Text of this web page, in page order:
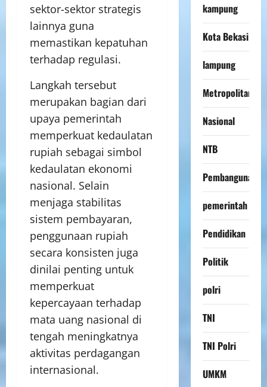
sektor-sektor strategis
lainnya guna
memastikan kepatuhan
terhadap regulasi.
Langkah tersebut
merupakan bagian dari
upaya pemerintah
memperkuat kedaulatan
rupiah sebagai simbol
kedaulatan ekonomi
nasional. Selain
menjaga stabilitas
sistem pembayaran,
penggunaan rupiah
secara konsisten juga
dinilai penting untuk
memperkuat
kepercayaan terhadap
mata uang nasional di
tengah meningkatnya
aktivitas perdagangan
internasional.
kampung
Kota Bekasi
lampung
Metropolitan
Nasional
NTB
Pembangunan
pemerintah
Pendidikan
Politik
polri
TNI
TNI Polri
UMKM